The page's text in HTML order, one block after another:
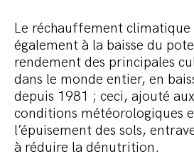
Le réchauffement
également à la baisse du
rendement des principales
dans le monde entier, en
depuis 1981 ; ceci, ajouté
conditions météorologiques
l’épuisement des sols,
à réduire la dénutrition.